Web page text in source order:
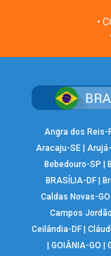
•
Angra dos Reis-
Aracaju-SE |
Bebedouro-SP
BRASÍLIA-DF|
Caldas Novas-GO
Campos
Ceilândia-DF|
GOIÂNIA-GO